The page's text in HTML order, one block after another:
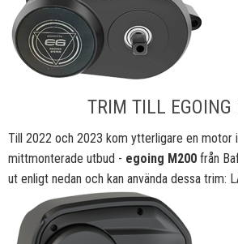
TRIM TILL
Till 2022 och 2023 kom ytterligare en motor
mittmonterade utbud - egoing M200 från
ut enligt nedan och kan använda dessa trim: